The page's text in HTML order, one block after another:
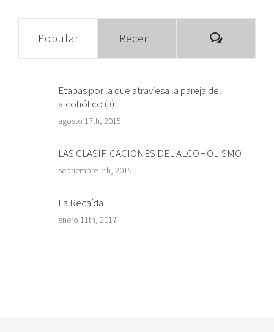
Popular Recent
Etapas por la que atraviesa la pareja del
alcohólico (3)
agosto 17th, 2015
LAS CLASIFICACIONES DEL ALCOHOLISMO
septiembre 7th, 2015
La Recaída
enero 11th, 2017